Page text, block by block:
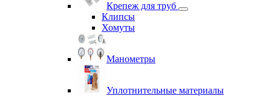
Крепеж для труб
Клипсы
Хомуты
Манометры
Уплотнительные материалы